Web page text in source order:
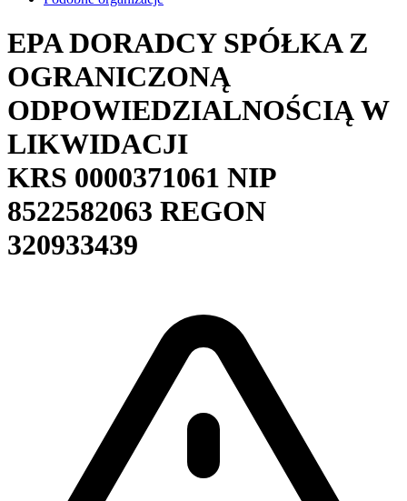
EPA DORADCY SPÓŁKA Z
OGRANICZONĄ
ODPOWIEDZIALNOŚCIĄ W
LIKWIDACJI
KRS 0000371061 NIP
8522582063 REGON
320933439